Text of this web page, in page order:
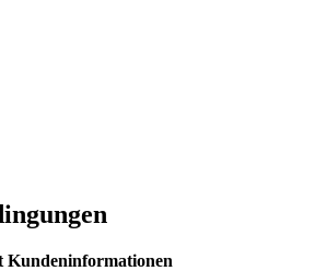
Kundeninformationen